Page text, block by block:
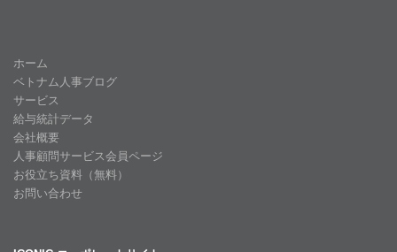
ホーム
ベトナム人事ブログ
サービス
給与統計データ
会社概要
人事顧問サービス会員ページ
お役立ち資料（無料）
お問い合わせ